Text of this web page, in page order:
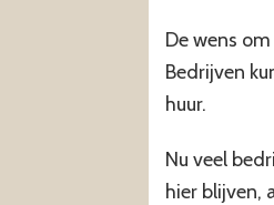
De wens
Bedrijven
huur.
Nu veel
hier blijven,